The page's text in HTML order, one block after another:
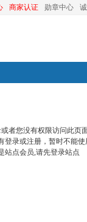
商家认证 勋章中心
者您没有权限访问此页
登录或注册，暂时不能使
站点会员,请先登录站点